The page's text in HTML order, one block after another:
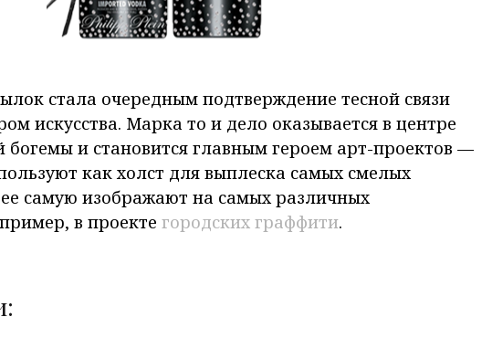
стала очередным подтверждение тесной связи
искусства. Марка то и дело оказывается в центре
богемы и становится главным героем арт-проектов —
как холст для выплеска самых смелых
самую изображают на самых различных
в проекте городских граффити.